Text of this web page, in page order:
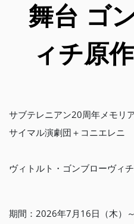
舞台 ゴ
ィチ原
サブテレニアン20周年メモリ
サイマル演劇団＋コニエレニ
ヴィトルト・ゴンブローヴィチ
期間：2026年7月16日（木）